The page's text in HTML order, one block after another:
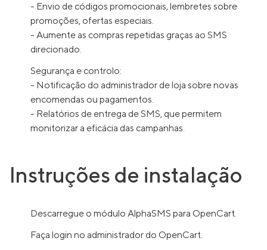
- Envio de códigos promocionais, lembretes sobre
promoções, ofertas especiais.
- Aumente as compras repetidas graças ao SMS
direcionado.
Segurança e controlo:
- Notificação do administrador de loja sobre novas
encomendas ou pagamentos.
- Relatórios de entrega de SMS, que permitem
monitorizar a eficácia das campanhas.
Instruções de instalação
Descarregue o módulo AlphaSMS para OpenCart.
Faça login no administrador do OpenCart.